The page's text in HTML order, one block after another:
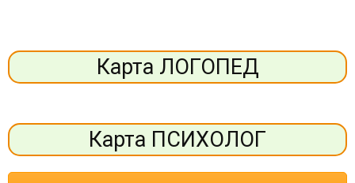
Карта ЛОГОПЕД
Карта ПСИХОЛОГ